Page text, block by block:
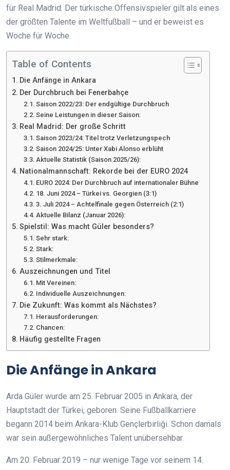
für Real Madrid. Der türkische Offensivspieler gilt als eines
der größten Talente im Weltfußball – und er beweist es
Woche für Woche.
Table of Contents
Die Anfänge in Ankara
Der Durchbruch bei Fenerbahçe
Saison 2022/23: Der endgültige Durchbruch
Seine Leistungen in dieser Saison:
Real Madrid: Der große Schritt
Saison 2023/24: Titel trotz Verletzungspech
Saison 2024/25: Unter Xabi Alonso erblüht
Aktuelle Statistik (Saison 2025/26):
Nationalmannschaft: Rekorde bei der EURO 2024
EURO 2024: Der Durchbruch auf internationaler Bühne
18. Juni 2024 – Türkei vs. Georgien (3:1)
3. Juli 2024 – Achtelfinale gegen Österreich (2:1)
Aktuelle Bilanz (Januar 2026):
Spielstil: Was macht Güler besonders?
Sehr stark:
Stark:
Stilmerkmale:
Auszeichnungen und Titel
Mit Vereinen:
Individuelle Auszeichnungen:
Die Zukunft: Was kommt als Nächstes?
Herausforderungen:
Chancen:
Häufig gestellte Fragen
Die Anfänge in Ankara
Arda Güler wurde am 25. Februar 2005 in Ankara, der
Hauptstadt der Türkei, geboren. Seine Fußballkarriere
begann 2014 beim Ankara-Klub Gençlerbirliği. Schon damals
war sein außergewöhnliches Talent unübersehbar.
Am 20. Februar 2019 – nur wenige Tage vor seinem 14.